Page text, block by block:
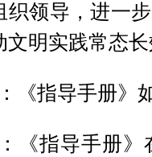
织领导，进一
文明实践常态
《指导手册》
《指导手册